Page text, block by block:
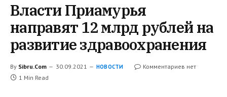
Власти Приамурья
направят 12 млрд рублей на
развитие здравоохранения
By Sibru.Com 30.09.2021 НОВОСТИ
Комментариев нет
1 Min Read